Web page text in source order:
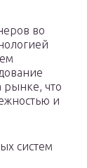
во
рынке, что
и
систем